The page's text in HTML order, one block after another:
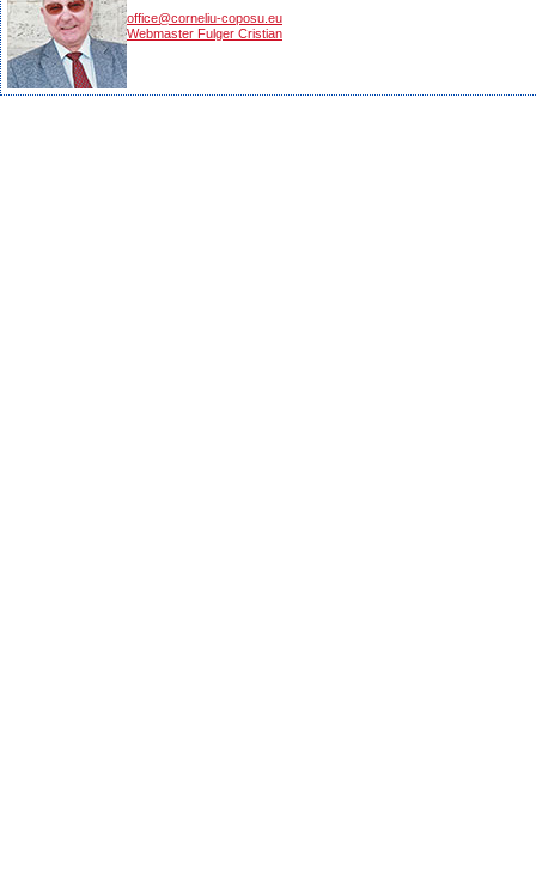
office@corneliu-coposu.eu
Webmaster Fulger Cristian